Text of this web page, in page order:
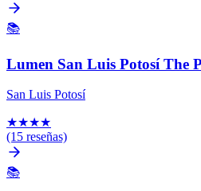
📚
Lumen San Luis Potosí The
San Luis Potosí
★★★★
(15 reseñas)
📚